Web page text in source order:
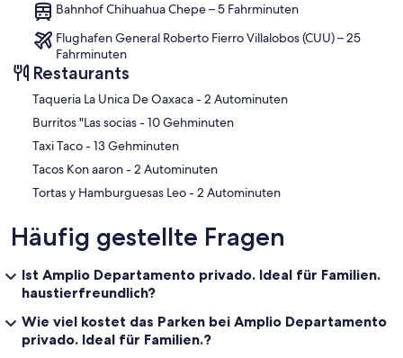
Bahnhof Chihuahua Chepe – 5 Fahrminuten
Flughafen General Roberto Fierro Villalobos (CUU) – 25
Fahrminuten
Restaurants
‪Taqueria La Unica De Oaxaca - ‬2 Autominuten
‪Burritos "Las socias - ‬10 Gehminuten
‪Taxi Taco - ‬13 Gehminuten
‪Tacos Kon aaron - ‬2 Autominuten
‪Tortas y Hamburguesas Leo - ‬2 Autominuten
Häufig gestellte Fragen
Ist Amplio Departamento privado. Ideal für Familien.
haustierfreundlich?
Wie viel kostet das Parken bei Amplio Departamento
privado. Ideal für Familien.?